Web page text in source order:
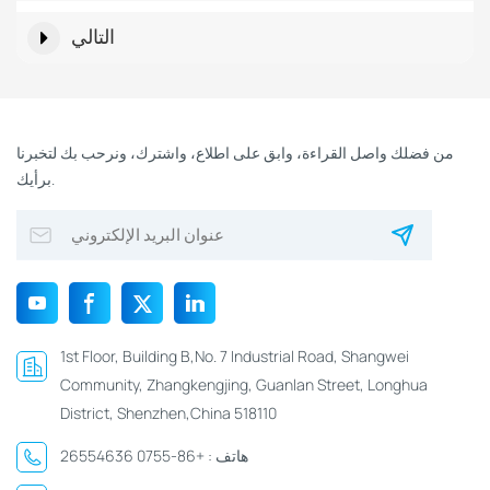
التالي
من فضلك واصل القراءة، وابق على اطلاع، واشترك، ونرحب بك لتخبرنا
برأيك.
1st Floor, Building B,No. 7 Industrial Road, Shangwei
Community, Zhangkengjing, Guanlan Street, Longhua
District, Shenzhen,China 518110
هاتف : +86-0755 26554636